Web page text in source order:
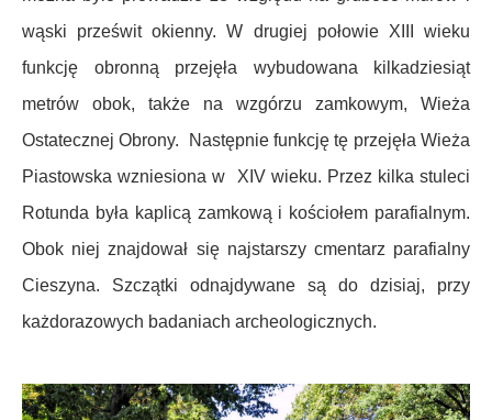
wąski prześwit okienny. W drugiej połowie XIII wieku
funkcję obronną przejęła wybudowana kilkadziesiąt
metrów obok, także na wzgórzu zamkowym, Wieża
Ostatecznej Obrony. Następnie funkcję tę przejęła Wieża
Piastowska wzniesiona w XIV wieku. Przez kilka stuleci
Rotunda była kaplicą zamkową i kościołem parafialnym.
Obok niej znajdował się najstarszy cmentarz parafialny
Cieszyna. Szczątki odnajdywane są do dzisiaj, przy
każdorazowych badaniach archeologicznych.